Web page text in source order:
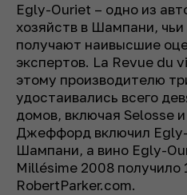
Egly-Ouriet – одно из
хозяйств в Шампани,
получают наивысшие
экспертов. La Revue du
этому производителю
удостаивались всего
домов, включая Selosse
Джеффорд включил
Шампани, а вино Egly-
Millésime 2008 получило
RobertParker.com.